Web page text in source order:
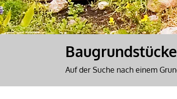
Auf der Suche nach einem